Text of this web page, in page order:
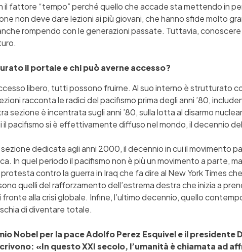
fattore “tempo” perché quello che accade sta mettendo in
non deve dare lezioni ai più giovani, che hanno sfide molto
rompendo con le generazioni passate. Tuttavia,
il portale e chi può averne accesso?
libero, tutti possono fruirne. Al suo interno è strutturato
racconta le radici del pacifismo prima degli anni ’80,
sezione è incentrata sugli anni ’80, sulla lotta al disarmo
il pacifismo si è effettivamente diffuso nel mondo, il decennio
sezione dedicata agli anni 2000, il decennio in cui il movimento
In quel periodo il pacifismo non è più un movimento a parte,
contro la guerra in Iraq che fa dire al New York Times
quelli del rafforzamento dell’estrema destra che inizia a
alla crisi globale. Infine, l’ultimo decennio, quello
di diventare totale.
Nobel per la pace Adolfo Perez Esquivel e il
«In questo XXI secolo, l’umanità è chiamata ad